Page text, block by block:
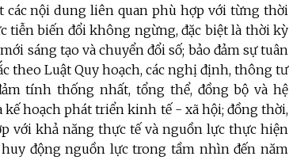
nội dung liên quan phù hợp với từng thời
tiễn biến đổi không ngừng, đặc biệt là thời kỳ
sáng tạo và chuyển đổi số; bảo đảm sự tuân
theo Luật Quy hoạch, các nghị định, thông tư
tính thống nhất, tổng thể, đồng bộ và hệ
hoạch phát triển kinh tế - xã hội; đồng thời,
với khả năng thực tế và nguồn lực thực hiện
động nguồn lực trong tầm nhìn đến năm